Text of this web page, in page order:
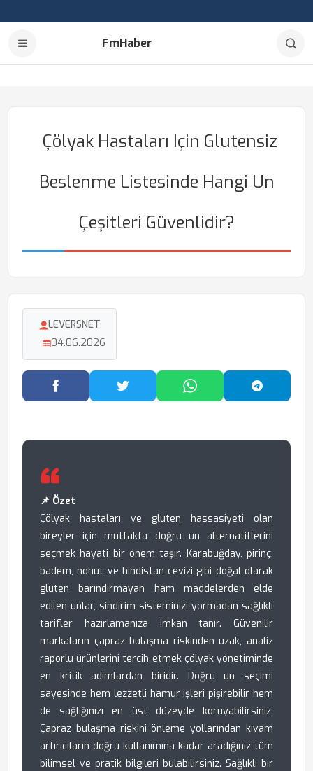
FmHaber
Çölyak Hastaları Için Glutensiz
Beslenme Listesinde Hangi Un
Çeşitleri Güvenlidir?
LEVERSNET
04.06.2026
Facebook'ta PaylaşTwitter'da PaylaşWhatsApp'ta Paylaş
📌 Özet
Çölyak hastaları ve gluten hassasiyeti olan
bireyler için mutfakta doğru un alternatiflerini
seçmek hayati bir önem taşır. Karabuğday, pirinç,
badem, nohut ve hindistan cevizi gibi doğal olarak
gluten barındırmayan ham maddelerden elde
edilen unlar, sindirim sisteminizi yormadan sağlıklı
tarifler hazırlamanıza imkan tanır. Güvenilir
markaların çapraz bulaşma riskinden uzak, analiz
raporlu ürünlerini tercih etmek çölyak yönetiminde
en kritik adımlardan biridir. Doğru un seçimi
sayesinde hem lezzetli hamur işleri pişirebilir hem
de sağlığınızı en üst düzeyde koruyabilirsiniz.
Çapraz bulaşma riskini önleme yollarından kıvam
artırıcıların doğru kullanımına kadar aradığınız tüm
bilimsel ve pratik bilgileri bulabilirsiniz. Sağlıklı bir